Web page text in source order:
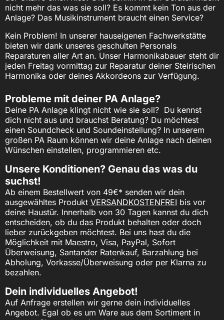
nicht mehr das was sie soll? Es kommt kein Ton aus der
Anlage? Das Musikinstrument braucht einen Service?
Kein Problem! In unserer hauseigenen Fachwerkstätte
bieten wir dank unseres geschulten Personals
Reparaturen aller Art an. Unser Harmonikabauer steht dir
jeden Freitag vormittag zur Reparatur deiner Steirischen
Harmonika oder deines Akkordeons zur Verfügung.
Probleme mit deiner PA Anlage?
Deine PA Anlage klingt nicht wie sie soll? Du kennst
dich nicht aus und brauchst Beratung? Du möchtest
einen Soundcheck und Soundeinstellung? In unserem
großen PA Raum können wir deine Anlage nach deinen
Wünschen einstellen, programmieren etc.
Unsere Konditionen? Genau das was du
suchst!
Ab einem Bestellwert von 49€* senden wir dein
ausgewähltes Produkt VERSANDKOSTENFREI bis vor
deine Haustür. Innerhalb von 30 Tagen kannst du dich
entscheiden, ob du das Produkt behalten oder doch
lieber zurückgeben möchtest. Bei uns hast du die
Möglichkeit mit Maestro, Visa, PayPal, Sofort
Überweisung, Santander Ratenkauf, Barzahlung bei
Abholung, Vorkasse/Überweisung oder per Klarna zu
bezahlen.
Dein individuelles Angebot!
Auf Anfrage erstellen wir gerne dein individuelles
Angebot. Egal ob es um Ware aus dem Sortiment in